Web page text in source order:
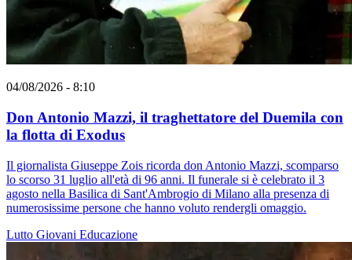
04/08/2026 - 8:10
Don Antonio Mazzi, il traghettatore del Duemila con
la flotta di Exodus
Il giornalista Giuseppe Zois ricorda don Antonio Mazzi, scomparso
lo scorso 31 luglio all'età di 96 anni. Il funerale si è celebrato il 3
agosto nella Basilica di Sant'Ambrogio di Milano alla presenza di
numerosissime persone che hanno voluto rendergli omaggio.
Lutto Giovani Educazione